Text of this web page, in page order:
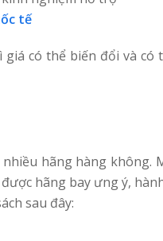
tế
có thể biến đổi và có
hãng hàng không.
hãng bay ưng ý,
sau đây: